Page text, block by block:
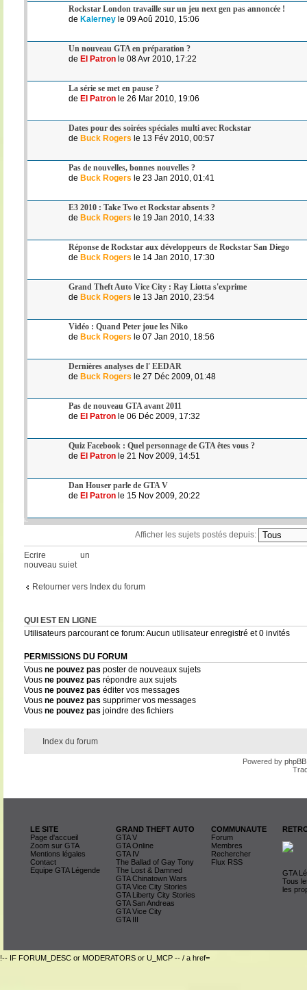
Rockstar London travaille sur un jeu next gen pas annoncée !
de Kalerneyle 09 Aoû 2010, 15:06
Un nouveau GTA en préparation ?
de El Patronle 08 Avr 2010, 17:22
La série se met en pause ?
de El Patronle 26 Mar 2010, 19:06
Dates pour des soirées spéciales multi avec Rockstar
de Buck Rogers le 13 Fév 2010, 00:57
Pas de nouvelles, bonnes nouvelles ?
de Buck Rogers le 23 Jan 2010, 01:41
E3 2010 : Take Two et Rockstar absents ?
de Buck Rogers le 19 Jan 2010, 14:33
Réponse de Rockstar aux développeurs de Rockstar San Diego
de Buck Rogers le 14 Jan 2010, 17:30
Grand Theft Auto Vice City : Ray Liotta s'exprime
de Buck Rogers le 13 Jan 2010, 23:54
Vidéo : Quand Peter joue les Niko
de Buck Rogers le 07 Jan 2010, 18:56
Dernières analyses de l' EEDAR
de Buck Rogers le 27 Déc 2009, 01:48
Pas de nouveau GTA avant 2011
de El Patronle 06 Déc 2009, 17:32
Quiz Facebook : Quel personnage de GTA êtes vous ?
de El Patronle 21 Nov 2009, 14:51
Dan Houser parle de GTA V
de El Patronle 15 Nov 2009, 20:22
Afficher les sujets postés depuis:
Ecrire un
nouveau sujet
Retourner vers Index du forum
QUI EST EN LIGNE
Utilisateurs parcourant ce forum: Aucun utilisateur enregistré et 0 invités
PERMISSIONS DU FORUM
Vous ne pouvez pas poster de nouveaux sujets
Vous ne pouvez pas répondre aux sujets
Vous ne pouvez pas éditer vos messages
Vous ne pouvez pas supprimer vos messages
Vous ne pouvez pas joindre des fichiers
Index du forum
Powered by phpBB
LE SITE
Page d'accueil
Zoom sur GTA
Mentions légales
Contact
Equipe GTA Légende
GRAND THEFT AUTO
GTA V
GTA Online
GTA IV
The Ballad of Gay Tony
The Lost & Damned
GTA Chinatown Wars
GTA Vice City Stories
GTA Liberty City Stories
GTA San Andreas
GTA Vice City
GTA III
COMMUNAUTE
Forum
Membres
Rechercher
Flux RSS
GTA
Tous
les
!-- IF FORUM_DESC or MODERATORS or U_MCP -- / a href=